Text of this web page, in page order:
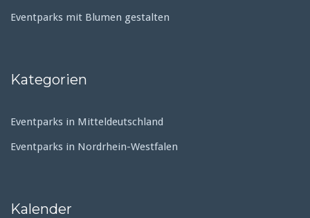
Eventparks mit Blumen gestalten
Kategorien
Eventparks in Mitteldeutschland
Eventparks in Nordrhein-Westfalen
Kalender